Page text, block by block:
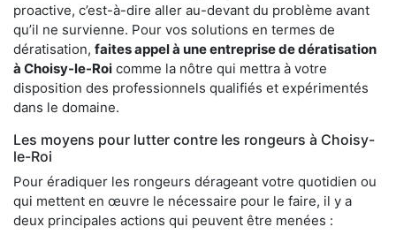
proactive, c’est-à-dire aller au-devant du problème avant
qu’il ne survienne. Pour vos solutions en termes de
dératisation, faites appel à une entreprise de dératisation
à Choisy-le-Roi comme la nôtre qui mettra à votre
disposition des professionnels qualifiés et expérimentés
dans le domaine.
Les moyens pour lutter contre les rongeurs à Choisy-
le-Roi
Pour éradiquer les rongeurs dérageant votre quotidien ou
qui mettent en œuvre le nécessaire pour le faire, il y a
deux principales actions qui peuvent être menées :